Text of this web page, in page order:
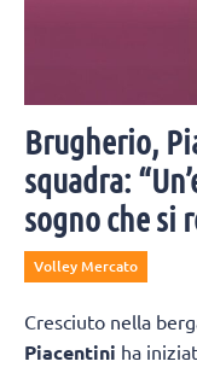
Brugherio,
squadra:
sogno che si
Volley Mercato
Cresciuto nella
Piacentini ha